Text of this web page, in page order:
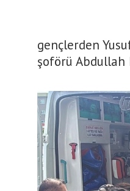
gençlerden
şoförü Abdullah